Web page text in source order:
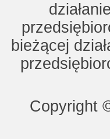
bieżącej
Copyright